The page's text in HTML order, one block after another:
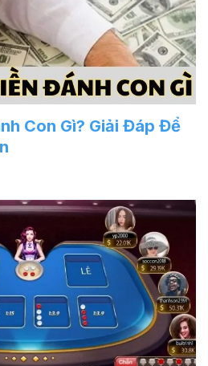
Con Gì? Giải Đáp Để